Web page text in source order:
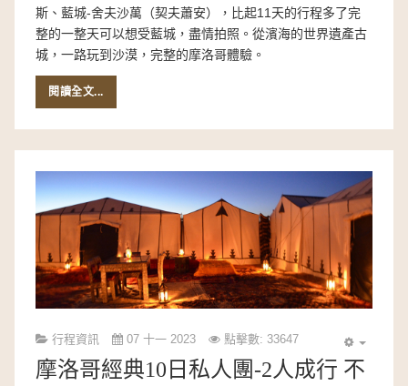
斯、藍城-舍夫沙萬（契夫蕭安），比起11天的行程多了完
整的一整天可以想受藍城，盡情拍照。從濱海的世界遺產古
城，一路玩到沙漠，完整的摩洛哥體驗。
閱讀全文...
行程資訊 07 十一 2023 點擊數: 33647
摩洛哥經典10日私人團-2人成行 不